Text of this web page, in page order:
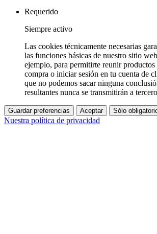
Requerido
Siempre activo
Las cookies técnicamente necesarias
las funciones básicas de nuestro sitio
ejemplo, para permitirte reunir productos
compra o iniciar sesión en tu cuenta de
que no podemos sacar ninguna
resultantes nunca se transmitirán a
Guardar preferencias Aceptar Sólo
Nuestra política de privacidad